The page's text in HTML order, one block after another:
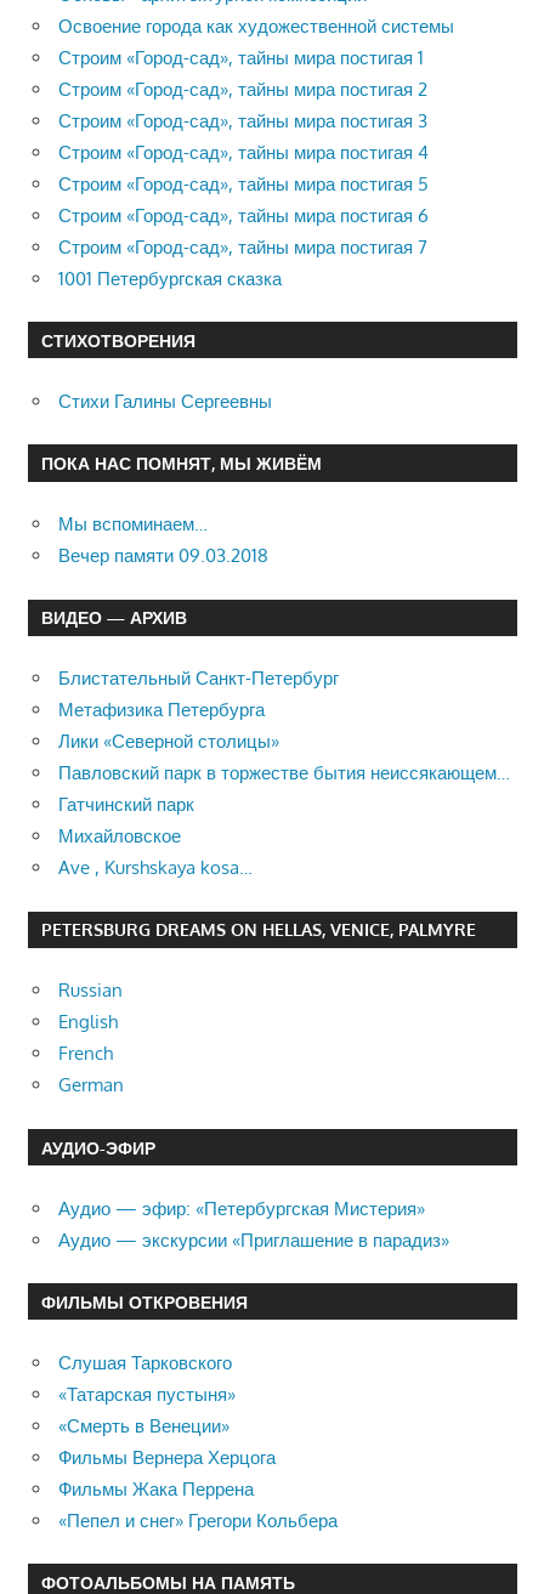
Освоение города как художественной системы
Строим «Город-сад», тайны мира постигая 1
Строим «Город-сад», тайны мира постигая 2
Строим «Город-сад», тайны мира постигая 3
Строим «Город-сад», тайны мира постигая 4
Строим «Город-сад», тайны мира постигая 5
Строим «Город-сад», тайны мира постигая 6
Строим «Город-сад», тайны мира постигая 7
1001 Петербургская сказка
СТИХОТВОРЕНИЯ
Стихи Галины Сергеевны
ПОКА НАС ПОМНЯТ, МЫ ЖИВЁМ
Мы вспоминаем…
Вечер памяти 09.03.2018
ВИДЕО — АРХИВ
Блистательный Санкт-Петербург
Метафизика Петербурга
Лики «Северной столицы»
Павловский парк в торжестве бытия неиссякающем…
Гатчинский парк
Михайловское
Ave , Kurshskaya kosa…
PETERSBURG DREAMS ON HELLAS, VENICE, PALMYRE
Russian
English
French
German
АУДИО-ЭФИР
Аудио — эфир: «Петербургская Мистерия»
Аудио — экскурсии «Приглашение в парадиз»
ФИЛЬМЫ ОТКРОВЕНИЯ
Слушая Тарковского
«Татарская пустыня»
«Смерть в Венеции»
Фильмы Вернера Херцога
Фильмы Жака Перрена
«Пепел и снег» Грегори Кольбера
ФОТОАЛЬБОМЫ НА ПАМЯТЬ